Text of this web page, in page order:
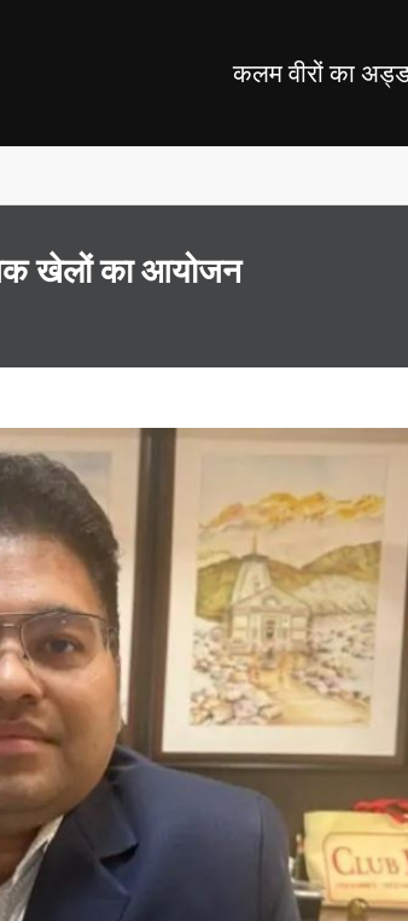
कलम वीरों का
खेलों का आयोजन